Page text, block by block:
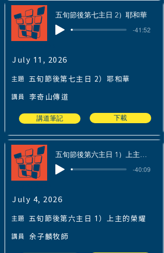
五旬節後第七主日 2）耶和華
-41:52
July 11, 2026
主題 五旬節後第七主日 2）耶和華
講員 李奇山傳道
講道筆記 下載
五旬節後第六主日 1）上主的榮耀
-40:09
July 4, 2026
主題 五旬節後第六主日 1）上主的榮耀
講員 余子麟牧師